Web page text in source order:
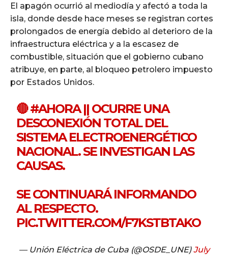
El apagón ocurrió al mediodía y afectó a toda la
isla, donde desde hace meses se registran cortes
prolongados de energía debido al deterioro de la
infraestructura eléctrica y a la escasez de
combustible, situación que el gobierno cubano
atribuye, en parte, al bloqueo petrolero impuesto
por Estados Unidos.
🔴#AHORA|| OCURRE UNA
DESCONEXIÓN TOTAL DEL
SISTEMA ELECTROENERGÉTICO
NACIONAL. SE INVESTIGAN LAS
CAUSAS.
SE CONTINUARÁ INFORMANDO
AL RESPECTO.
PIC.TWITTER.COM/F7KSTBTAKO
— Unión Eléctrica de Cuba (@OSDE_UNE)July